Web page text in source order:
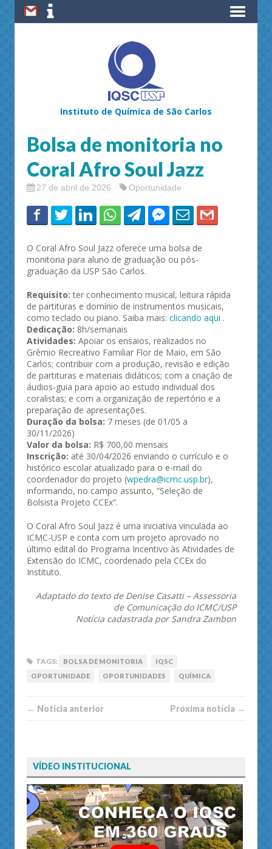
Instituto de Química de São Carlos
Bolsa de monitoria no
Coral Afro Soul Jazz
27 de abril de 2026 Oportunidade
O Coral Afro Soul Jazz oferece uma bolsa de
monitoria para aluno de graduação ou pós-
graduação da USP São Carlos.
Requisito: ter conhecimento musical, leitura rápida
de partituras e domínio de instrumentos musicais,
como teclado ou piano. Saiba mais: clicando aqui .
Dedicação: 8h/semanais
Atividades: Apoiar os ensaios, realizados no
Grêmio Recreativo Familiar Flor de Maio, em São
Carlos; contribuir com a produção, revisão e edição
de partituras e materiais didáticos; com a criação de
áudios-guia para apoio ao estudo individual dos
coralistas; e com a organização de repertório e a
preparação de apresentações.
Duração da bolsa: 7 meses (de 01/05 a
30/11/2026)
Valor da bolsa: R$ 700,00 mensais
Inscrição: até 30/04/2026 enviando o currículo e o
histórico escolar atualizado para o e-mail do
coordenador do projeto (wpedra@icmc.usp.br),
informando, no campo assunto, “Seleção de
Bolsista Projeto CCEx”.
O Coral Afro Soul Jazz é uma iniciativa vinculada ao
ICMC-USP e conta com um projeto aprovado no
último edital do Programa Incentivo às Atividades de
Extensão do ICMC, coordenado pela CCEx do
Instituto.
Adaptado do texto de Denise Casatti – Assessoria
de Comunicação do ICMC/USP
Notícia cadastrada por Sandra Zambon
TAGS: BOLSA DE MONITORIA
IQSC
OPORTUNIDADE
OPORTUNIDADES QUÍMICA
← Notí­cia anterior Próxima notí­­cia →
VÍDEO INSTITUCIONAL